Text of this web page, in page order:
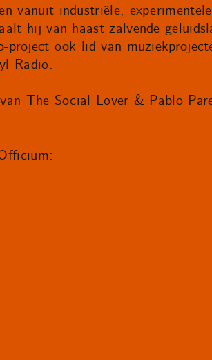
vanuit industriële,
hij van haast zalvende
ook lid van
Radio.
The Social Lover & Pablo